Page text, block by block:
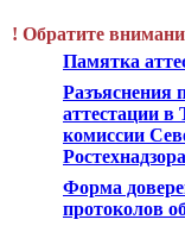
! Обратите
Памятка
Разъяснения
аттестации в
комиссии
Форма
протоколов